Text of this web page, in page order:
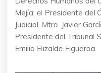
Mejía; el Presidente del
Judicial, Mtro. Javier
Presidente del Tribunal
Emilio Elizalde Figueroa.